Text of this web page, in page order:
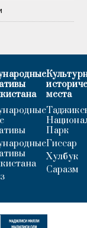
места
Парк
Гиссар
Хулбук
Саразм